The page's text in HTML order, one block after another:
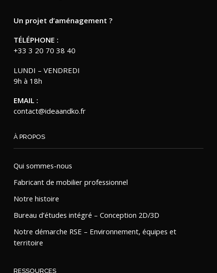
Un projet d’aménagement ?
TÉLÉPHONE :
+33 3 20 70 38 40
LUNDI – VENDREDI
9h à 18h
EMAIL :
contact@ideaandko.fr
À PROPOS
Qui sommes-nous
Fabricant de mobilier professionnel
Notre histoire
Bureau d’études intégré – Conception 2D/3D
Notre démarche RSE – Environnement, équipes et
territoire
RESSOURCES